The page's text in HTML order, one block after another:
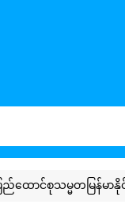
စုသမ္မတမြန်မာနိုင်ငံတ